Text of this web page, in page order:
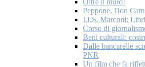
Oltre il muro!
Peppone, Don
I.I.S. Marconi:
Corso di
Beni culturali:
Dalle bancarelle
PNR
Un film che fa